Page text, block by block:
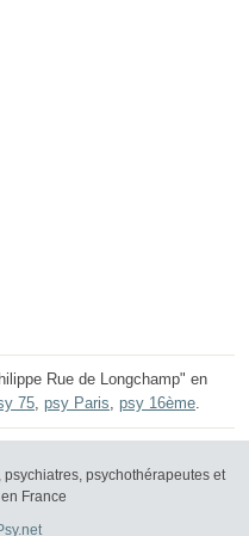
Rue de Longchamp" en
75 psy Paris psy 16ème
psychothérapeutes et
France